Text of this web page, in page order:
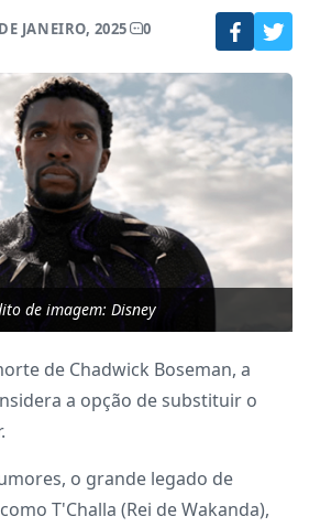
JANEIRO, 2025 0
de imagem: Disney
de Chadwick Boseman, a
a opção de substituir o
o grande legado de
T'Challa (Rei de Wakanda),